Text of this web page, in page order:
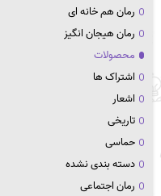
رمان هم خانه ای
رمان هیجان انگیز
محصولات
اشتراک ها
اشعار
تاریخی
حماسی
دسته بندی نشده
رمان اجتماعی